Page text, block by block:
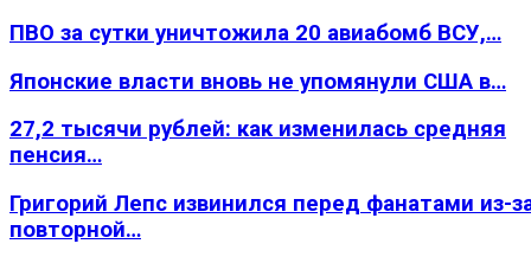
ПВО за сутки уничтожила 20 авиабомб ВСУ,…
Японские власти вновь не упомянули США в…
27,2 тысячи рублей: как изменилась средняя
пенсия…
Григорий Лепс извинился перед фанатами из-
повторной…